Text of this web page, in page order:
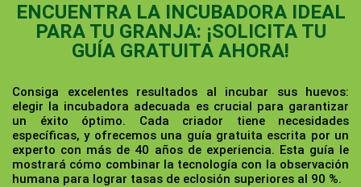
ENCUENTRA LA INCUBADORA IDEAL
PARA TU GRANJA: ¡SOLICITA TU
GUÍA GRATUITA AHORA!
Consiga excelentes resultados al incubar sus huevos:
elegir la incubadora adecuada es crucial para garantizar
un éxito óptimo. Cada criador tiene necesidades
específicas, y ofrecemos una guía gratuita escrita por un
experto con más de 40 años de experiencia. Esta guía le
mostrará cómo combinar la tecnología con la observación
humana para lograr tasas de eclosión superiores al 90 %.